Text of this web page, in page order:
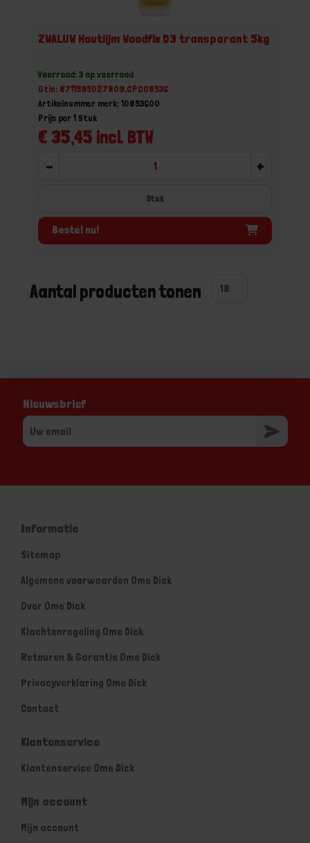
ZWALUW Houtlijm Woodfix D3 transparant 5kg
Voorraad: 3 op voorraad
Gtin: 8711595027809,CPCO8536
Artikelnummer merk: 10853600
€ 35,45 incl. BTW
Prijs per 1 Stuk
- +
Stuk
Bestel nu!
Aantal producten tonen
Nieuwsbrief
Informatie
Sitemap
Algemene voorwaarden Ome Dick
Over Ome Dick
Klachtenregeling Ome Dick
Retouren & Garantie Ome Dick
Privacyverklaring Ome Dick
Contact
Klantenservice
Klantenservice Ome Dick
Mijn account
Mijn account